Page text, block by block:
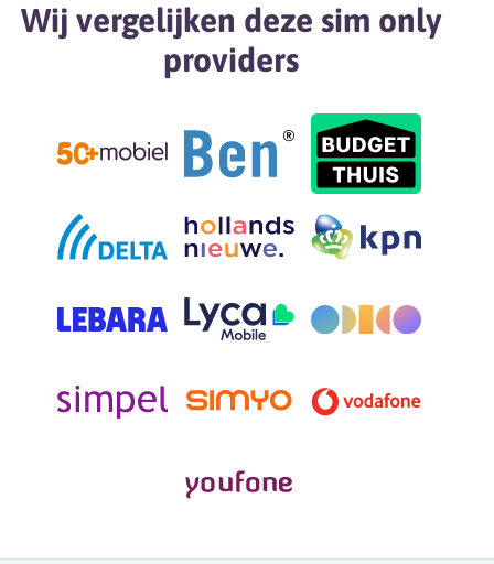
Wij vergelijken deze sim only
providers